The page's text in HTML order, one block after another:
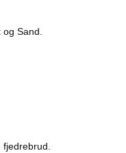
Sand.